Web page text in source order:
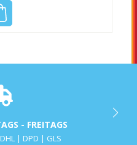
- FREITAGS
| DPD | GLS